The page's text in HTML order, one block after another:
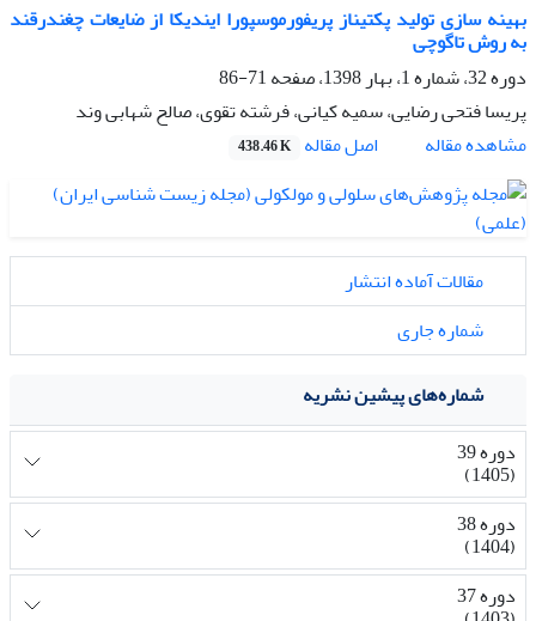
بهینه سازی تولید پکتیناز پریفورموسپورا ایندیکا از ضایعات چغندرقند
به روش تاگوچی‌
دوره 32، شماره 1، بهار 1398، صفحه
71-86
پریسا فتحی رضایی، سمیه کیانی، فرشته تقوی، صالح شهابی وند
مشاهده مقاله
اصل مقاله 438.46 K
مقالات آماده انتشار
شماره جاری
شماره‌های پیشین نشریه
دوره 39
(1405)
دوره 38
(1404)
دوره 37